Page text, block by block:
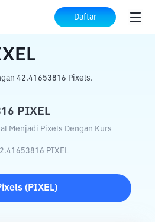
Daftar
ke PIXEL
42.41653816 Pixels.
PIXEL
Menjadi Pixels Dengan Kurs
PIXEL
( PIXEL)